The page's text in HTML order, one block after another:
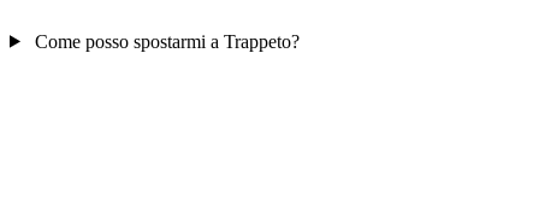
Come posso spostarmi a Trappeto?